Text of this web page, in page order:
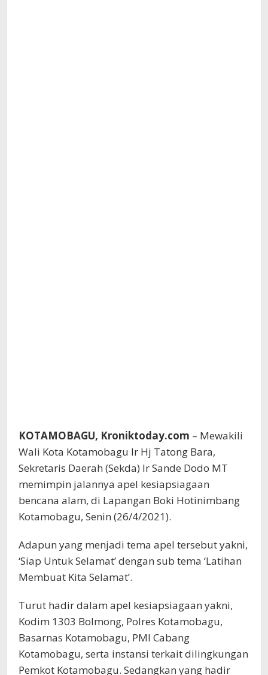
KOTAMOBAGU, Kroniktoday.com – Mewakili
Wali Kota Kotamobagu Ir Hj Tatong Bara,
Sekretaris Daerah (Sekda) Ir Sande Dodo MT
memimpin jalannya apel kesiapsiagaan
bencana alam, di Lapangan Boki Hotinimbang
Kotamobagu, Senin (26/4/2021).
Adapun yang menjadi tema apel tersebut yakni,
‘Siap Untuk Selamat’ dengan sub tema ‘Latihan
Membuat Kita Selamat’.
Turut hadir dalam apel kesiapsiagaan yakni,
Kodim 1303 Bolmong, Polres Kotamobagu,
Basarnas Kotamobagu, PMI Cabang
Kotamobagu, serta instansi terkait dilingkungan
Pemkot Kotamobagu. Sedangkan yang hadir